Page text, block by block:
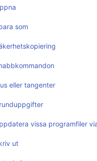
som
eller tangenter
vissa programfiler
ut